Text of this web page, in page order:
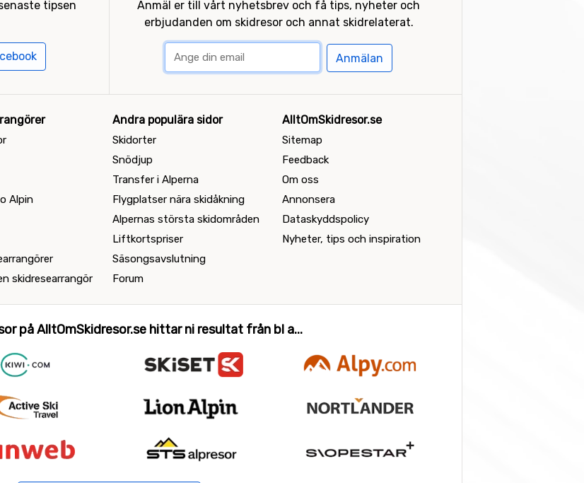
tipsen
Anmäl er till vårt nyhetsbrev och få tips, nyheter och
erbjudanden om skidresor och annat skidrelaterat.
Anmälan
Alpin
skidresearrangör
Andra populära sidor
Skidorter
Snödjup
Transfer i Alperna
Flygplatser nära skidåkning
Alpernas största skidområden
Liftkortspriser
Säsongsavslutning
Forum
AlltOmSkidresor.se
Sitemap
Feedback
Om oss
Annonsera
Dataskyddspolicy
Nyheter, tips och inspiration
på AlltOmSkidresor.se hittar ni resultat från bl a...